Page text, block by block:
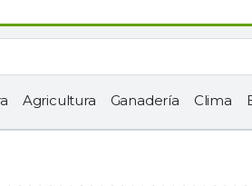
Agricultura Ganadería Clima